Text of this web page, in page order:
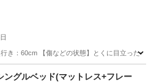
行き：60cm 【傷などの状態】とくに目立っ
ングルベッド(マットレス+フレー